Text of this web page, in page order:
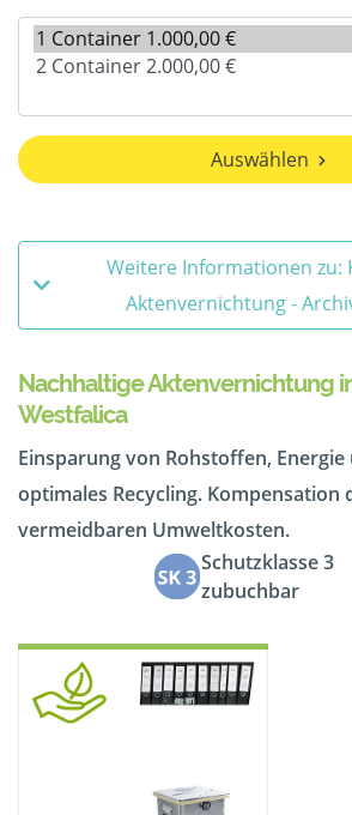
Auswählen
Weitere Informationen zu:
Aktenvernichtung -
Nachhaltige Aktenvernichtung
Westfalica
Einsparung von Rohstoffen, Energie
optimales Recycling. Kompensation
vermeidbaren Umweltkosten.
Schutzklasse 3
zubuchbar